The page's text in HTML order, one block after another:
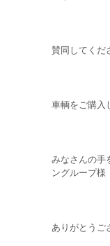
賛同してくだ
車輌をご購入
みなさんの手
ングループ様
ありがとうご